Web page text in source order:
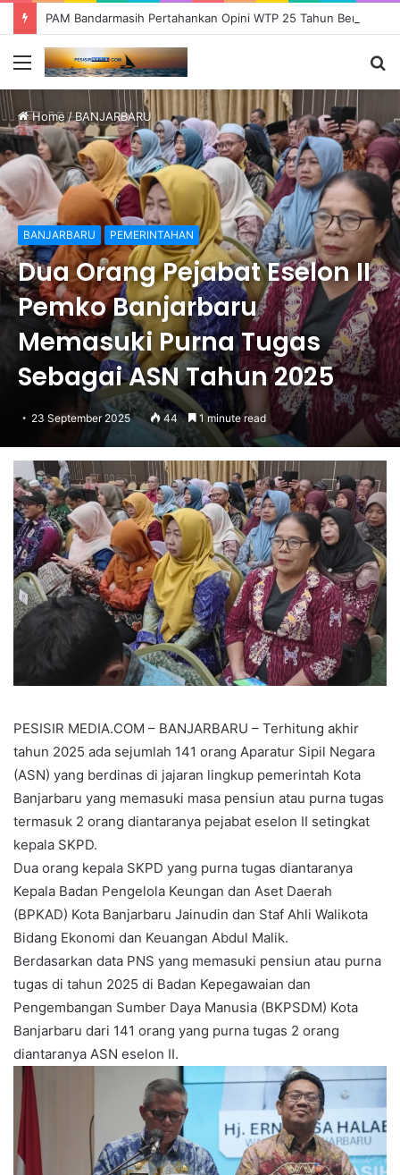
Menu
Home /BANJARBARU
BANJARBARU PEMERINTAHAN
Dua Orang Pejabat Eselon II
Pemko Banjarbaru
Memasuki Purna Tugas
Sebagai ASN Tahun 2025
23 September 2025 44 1 minute read
PESISIR MEDIA.COM – BANJARBARU – Terhitung akhir
tahun 2025 ada sejumlah 141 orang Aparatur Sipil Negara
(ASN) yang berdinas di jajaran lingkup pemerintah Kota
Banjarbaru yang memasuki masa pensiun atau purna tugas
termasuk 2 orang diantaranya pejabat eselon II setingkat
kepala SKPD.
Dua orang kepala SKPD yang purna tugas diantaranya
Kepala Badan Pengelola Keungan dan Aset Daerah
(BPKAD) Kota Banjarbaru Jainudin dan Staf Ahli Walikota
Bidang Ekonomi dan Keuangan Abdul Malik.
Berdasarkan data PNS yang memasuki pensiun atau purna
tugas di tahun 2025 di Badan Kepegawaian dan
Pengembangan Sumber Daya Manusia (BKPSDM) Kota
Banjarbaru dari 141 orang yang purna tugas 2 orang
diantaranya ASN eselon II.